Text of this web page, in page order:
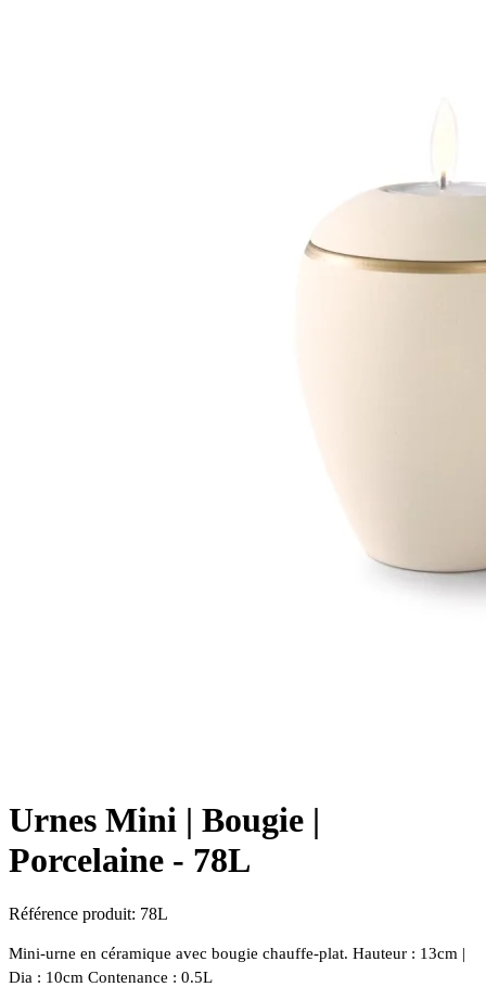
Urnes Mini | Bougie |
Porcelaine - 78L
Référence produit: 78L
Mini-urne en céramique avec bougie chauffe-plat. Hauteur : 13cm |
Dia : 10cm Contenance : 0.5L